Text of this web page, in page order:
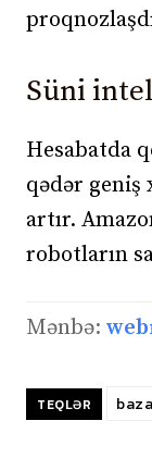
Süni
Hesabatda
qədər geniş
artır.
robotların
Mənbə:
TEQLƏR